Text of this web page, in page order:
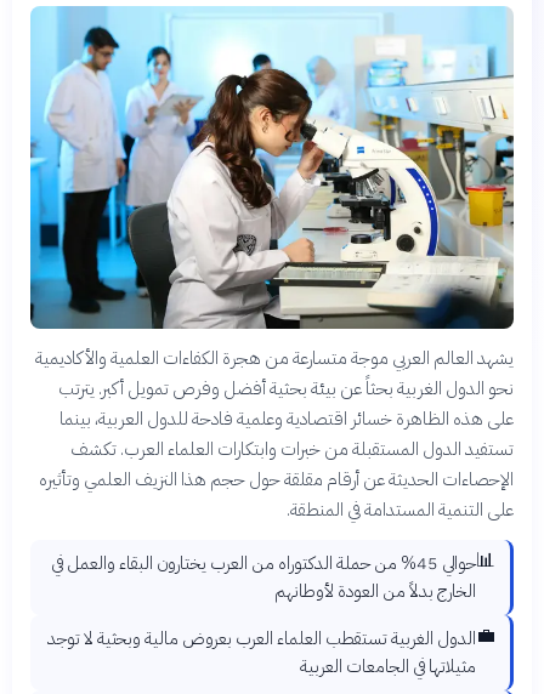
يشهد العالم العربي موجة متسارعة من هجرة الكفاءات العلمية والأكاديمية
نحو الدول الغربية بحثاً عن بيئة بحثية أفضل وفرص تمويل أكبر. يترتب
على هذه الظاهرة خسائر اقتصادية وعلمية فادحة للدول العربية، بينما
تستفيد الدول المستقبلة من خبرات وابتكارات العلماء العرب. تكشف
الإحصاءات الحديثة عن أرقام مقلقة حول حجم هذا النزيف العلمي وتأثيره
على التنمية المستدامة في المنطقة.
📊
حوالي 45% من حملة الدكتوراه من العرب يختارون البقاء والعمل في
الخارج بدلاً من العودة لأوطانهم
💼الدول الغربية تستقطب العلماء العرب بعروض مالية وبحثية لا توجد
مثيلاتها في الجامعات العربية